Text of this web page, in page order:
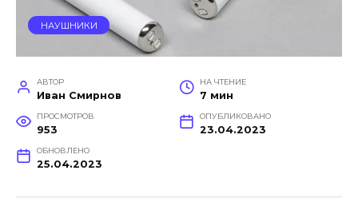
НАУШНИКИ
АВТОР
Иван Смирнов
НА ЧТЕНИЕ
7 мин
ПРОСМОТРОВ
953
ОПУБЛИКОВАНО
23.04.2023
ОБНОВЛЕНО
25.04.2023